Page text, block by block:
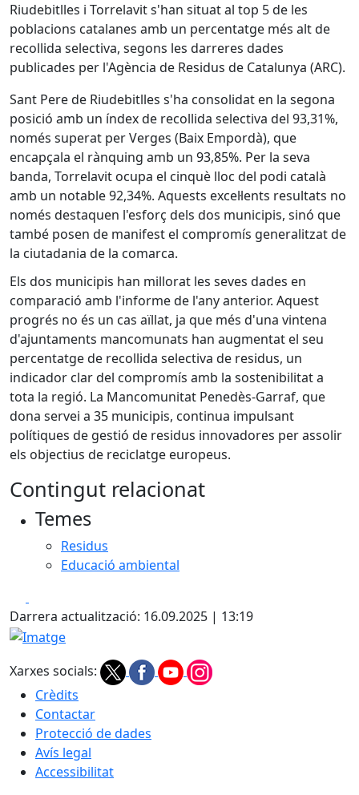
Riudebitlles i Torrelavit s'han situat al top 5 de les
poblacions catalanes amb un percentatge més alt de
recollida selectiva, segons les darreres dades
publicades per l'Agència de Residus de Catalunya (ARC).
Sant Pere de Riudebitlles s'ha consolidat en la segona
posició amb un índex de recollida selectiva del 93,31%,
només superat per Verges (Baix Empordà), que
encapçala el rànquing amb un 93,85%. Per la seva
banda, Torrelavit ocupa el cinquè lloc del podi català
amb un notable 92,34%. Aquests excel·lents resultats no
només destaquen l'esforç dels dos municipis, sinó que
també posen de manifest el compromís generalitzat de
la ciutadania de la comarca.
Els dos municipis han millorat les seves dades en
comparació amb l'informe de l'any anterior. Aquest
progrés no és un cas aïllat, ja que més d'una vintena
d'ajuntaments mancomunats han augmentat el seu
percentatge de recollida selectiva de residus, un
indicador clar del compromís amb la sostenibilitat a
tota la regió. La Mancomunitat Penedès-Garraf, que
dona servei a 35 municipis, continua impulsant
polítiques de gestió de residus innovadores per assolir
els objectius de reciclatge europeus.
Contingut relacionat
Temes
Residus
Educació ambiental
Darrera actualització: 16.09.2025 | 13:19
Imatge
Xarxes socials:
Crèdits
Contactar
Protecció de dades
Avís legal
Accessibilitat